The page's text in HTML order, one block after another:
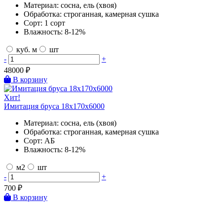
Материал: сосна, ель (хвоя)
Обработка: строганная, камерная сушка
Сорт: 1 сорт
Влажность: 8-12%
куб. м
шт
-
+
48000 ₽
В корзину
Хит!
Имитация бруса 18х170х6000
Материал: сосна, ель (хвоя)
Обработка: строганная, камерная сушка
Сорт: АБ
Влажность: 8-12%
м2
шт
-
+
700 ₽
В корзину